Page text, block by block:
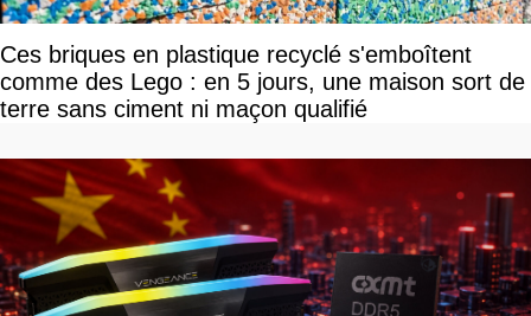
Ces briques en plastique recyclé s'emboîtent
comme des Lego : en 5 jours, une maison sort de
terre sans ciment ni maçon qualifié